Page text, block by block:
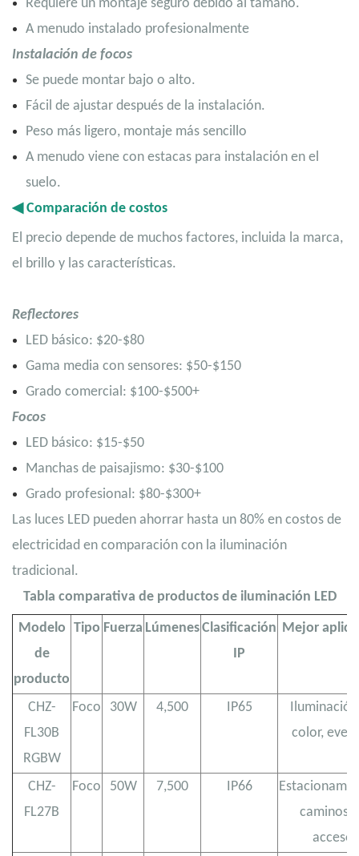
Requiere un montaje seguro debido al tamaño.
A menudo instalado profesionalmente
Instalación de focos
Se puede montar bajo o alto.
Fácil de ajustar después de la instalación.
Peso más ligero, montaje más sencillo
A menudo viene con estacas para instalación en el
suelo.
◀ Comparación de costos
El precio depende de muchos factores, incluida la marca,
el brillo y las características.
Reflectores
LED básico: $20-$80
Gama media con sensores: $50-$150
Grado comercial: $100-$500+
Focos
LED básico: $15-$50
Manchas de paisajismo: $30-$100
Grado profesional: $80-$300+
Las luces LED pueden ahorrar hasta un 80% en costos de
electricidad en comparación con la iluminación
tradicional.
Tabla comparativa de productos de iluminación LED
Modelo
de
producto
Tipo Fuerza LúmenesClasificación
IP
Mejor
CHZ-
FL30B
RGBW
Foco 30W 4,500 IP65
color,
CHZ-
FL27B
Foco 50W 7,500 IP66
caminos
acceso